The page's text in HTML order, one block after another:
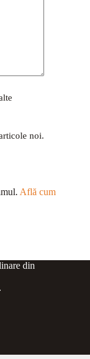
noi.
Află cum
din
.